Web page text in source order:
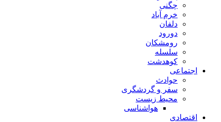
چگنی
خرم آباد
دلفان
دورود
رومشکان
سلسله
کوهدشت
اجتماعی
حوادث
سفر و گردشگری
محیط زیست
هواشناسی
اقتصادی